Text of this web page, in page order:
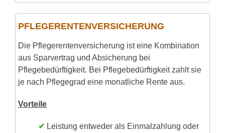
PFLEGERENTEN­­VERSICHERUNG
Die Pflegerentenversicherung ist eine Kombination
aus Sparvertrag und Absicherung bei
Pflegebedürftigkeit. Bei Pflegebedürftigkeit zahlt sie
je nach Pflegegrad eine monatliche Rente aus.
Vorteile
✔ Leistung entweder als Einmalzahlung oder